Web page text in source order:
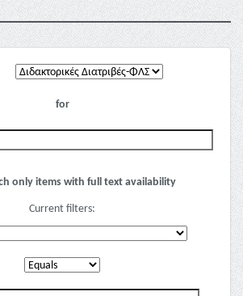
for
only items with full text availability
Current filters: